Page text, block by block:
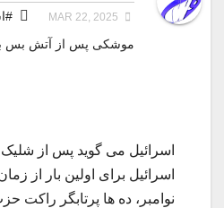
موشکی پس از آتش بس به
اسرائیل می گوید پس از
اسرائیل برای اولین بار از
نوامبر، ده ها پرتابگر راکت